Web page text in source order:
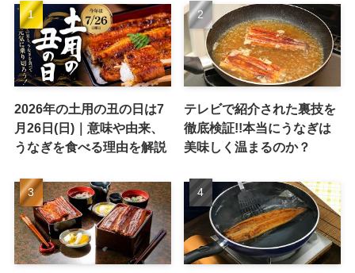
2026年の土用の丑の日は7
月26日(日)｜意味や由来、
うなぎを食べる理由を解説
テレビで紹介された裏技を
徹底検証!!本当にうなぎは
美味しく温まるのか？